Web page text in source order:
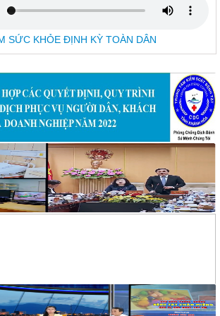
vụ nước uống cho hoạt động truyền
tác hại thuốc lá
vụ giải khát cho hoạt động truyền thông
chống tác hại của thuốc lá
âm thanh, ánh sáng, loa và micro tuyên
tinh Hưởng ứng Tuần lễ Quốc gia không
2026
vụ In ấn tổ chức mít tinh Hưởng ứng
khói thuốc lá năm 2026
chi tiết một số điều và biện pháp thi hành
nhà nước
SỨC KHỎE ĐỊNH KỲ TOÀN DÂN